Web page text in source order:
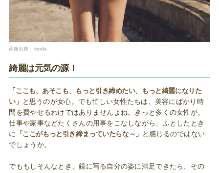
画像出典： fotolia
綺麗は元気の源！
「ここも、あそこも、もっと引き締めたい、もっと綺麗になりた
い」 と思うのが女心。でも忙しい女性たちは、美容にばかり時
間を費やせるわけではありませんよね。きっと多くの女性が、
仕事や家事などたくさんの用事をこなしながら、ふとしたとき
に
「ここがもっと引き締まっていたらな～」 と感じるのではない
でしょうか。
でももしそんなとき、鏡に写る自分の姿に満足できたら、その